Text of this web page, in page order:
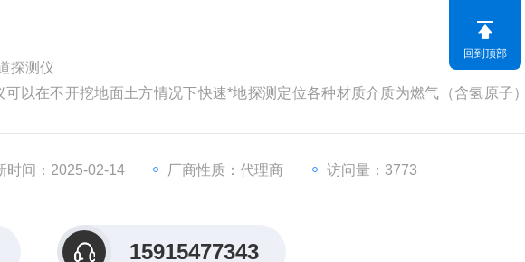
探测仪
可以在不开挖地面土方情况下快速*地探测定位各种材质介质为燃气（含氢原子
时间：2025-02-14 厂商性质：代理商 访问量：3773
15915477343
回到顶部